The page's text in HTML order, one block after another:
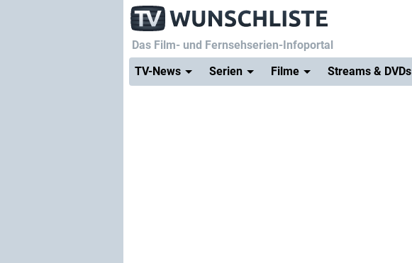
Das Film- und Fernsehserien-Infoportal
TV-News
Serien Filme Streams & DVDs